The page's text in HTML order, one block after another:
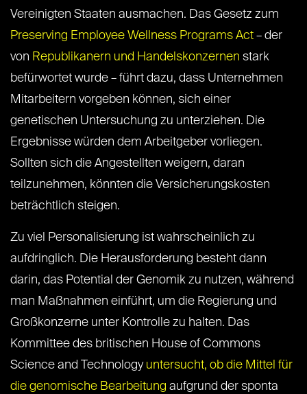
Vereinigten Staaten ausmachen. Das Gesetz zum
Preserving Employee Wellness Programs Act – der
von Republikanern und Handelskonzernen stark
befürwortet wurde – führt dazu, dass Unternehmen
Mitarbeitern vorgeben können, sich einer
genetischen Untersuchung zu unterziehen. Die
Ergebnisse würden dem Arbeitgeber vorliegen.
Sollten sich die Angestellten weigern, daran
teilzunehmen, könnten die Versicherungskosten
beträchtlich steigen.
Zu viel Personalisierung ist wahrscheinlich zu
aufdringlich. Die Herausforderung besteht dann
darin, das Potential der Genomik zu nutzen, während
man Maßnahmen einführt, um die Regierung und
Großkonzerne unter Kontrolle zu halten. Das
Kommittee des britischen House of Commons
Science and Technology untersucht, ob die Mittel für
die genomische Bearbeitung aufgrund der sponta